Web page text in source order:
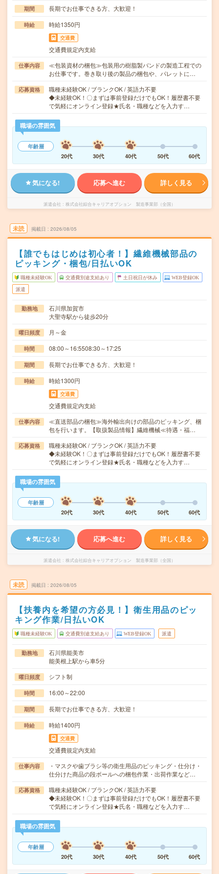
期間 長期でお仕事できる方、大歓迎！
時給 時給1350円
交通費
交通費規定内支給
仕事内容
≪包装資材の梱包≫包装用の樹脂製バンドの製造工程での
お仕事です。巻き取り後の製品の梱包や、パレットに…
応募資格
職種未経験OK / ブランクOK / 英語力不要
◆未経験OK！〇まずは事前登録だけでもOK！履歴書不要
で気軽にオンライン登録★氏名・職種などを入力す…
職場の雰囲気
年齢層
20代
30代 40代 50代 60代
気になる! 応募へ進む 詳しく見る
派遣会社 株式会社綜合キャリアオプション 製造事業部（全国）
未読 掲載日 2026/08/05
【誰でもはじめは初心者！】繊維機械部品の
ピッキング・梱包/日払いOK
職種未経験OK 交通費別途支給あり 土日祝日が休み WEB登録OK
派遣
勤務地
石川県加賀市
大聖寺駅から徒歩20分
曜日頻度 月～金
時間 08:00～16:5508:30～17:25
期間 長期でお仕事できる方、大歓迎！
時給 時給1300円
交通費
交通費規定内支給
仕事内容
≪直送部品の梱包≫海外輸出向けの部品のピッキング、梱
包を行います。【取扱製品情報】繊維機械≪待遇・福…
応募資格
職種未経験OK / ブランクOK / 英語力不要
◆未経験OK！〇まずは事前登録だけでもOK！履歴書不要
で気軽にオンライン登録★氏名・職種などを入力す…
職場の雰囲気
年齢層
20代
30代 40代 50代 60代
気になる! 応募へ進む 詳しく見る
派遣会社 株式会社綜合キャリアオプション 製造事業部（全国）
未読 掲載日 2026/08/05
【扶養内を希望の方必見！】衛生用品のピッ
キング作業/日払いOK
職種未経験OK 交通費別途支給あり WEB登録OK 派遣
勤務地
石川県能美市
能美根上駅から車5分
曜日頻度 シフト制
時間 16:00～22:00
期間 長期でお仕事できる方、大歓迎！
時給 時給1400円
交通費
交通費規定内支給
仕事内容
・マスクや歯ブラシ等の衛生用品のピッキング・仕分け・
仕分けた商品の段ボールへの梱包作業・出荷作業など…
応募資格
職種未経験OK / ブランクOK / 英語力不要
◆未経験OK！〇まずは事前登録だけでもOK！履歴書不要
で気軽にオンライン登録★氏名・職種などを入力す…
職場の雰囲気
年齢層
20代
30代 40代 50代 60代